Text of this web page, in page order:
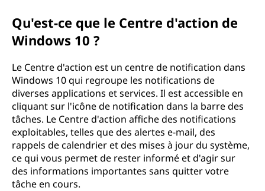
Qu'est-ce que le Centre d'action de
Windows 10 ?
Le Centre d'action est un centre de notification dans
Windows 10 qui regroupe les notifications de
diverses applications et services. Il est accessible en
cliquant sur l'icône de notification dans la barre des
tâches. Le Centre d'action affiche des notifications
exploitables, telles que des alertes e-mail, des
rappels de calendrier et des mises à jour du système,
ce qui vous permet de rester informé et d'agir sur
des informations importantes sans quitter votre
tâche en cours.